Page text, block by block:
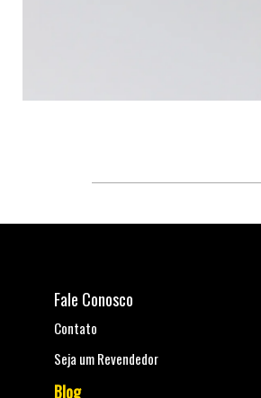
Fale Conosco
Contato
Seja um Revendedor
Blog